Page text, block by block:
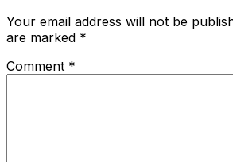
Your email address will not be
are marked *
Comment *